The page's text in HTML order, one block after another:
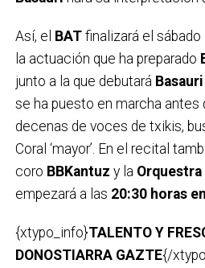
Así, el BATfinalizará el sábado
la actuación que ha preparado
junto a la que debutará
se ha puesto en marcha antes
decenas de voces de txikis,
Coral ‘mayor’. En el recital
coro BBKantuz y la
empezará a las 20:30 horas
{xtypo_info}TALENTO Y
DONOSTIARRA GAZTE{/